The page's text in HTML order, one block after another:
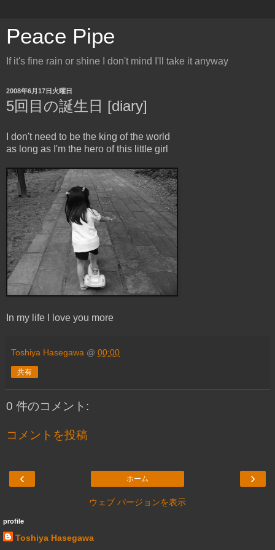
Peace Pipe
If it's fine rain or shine I don't mind I'll take it anyway
2008年6月17日火曜日
5回目の誕生日 [diary]
I don't need to be the king of the world
as long as I'm the hero of this little girl
In my life I love you more
Toshiya Hasegawa @ 00:00
共有
0 件のコメント:
コメントを投稿
‹ ›
ホーム
ウェブ バージョンを表示
profile
Toshiya Hasegawa